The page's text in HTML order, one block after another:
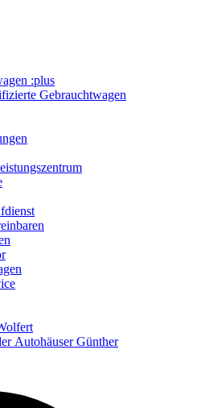
:plus
Gebrauchtwagen
Autohäuser Günther